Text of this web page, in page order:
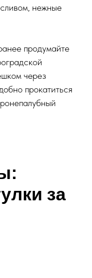
нежные
продумайте
через
прокатиться
за